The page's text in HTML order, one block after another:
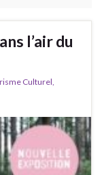
l’air du
Culturel,